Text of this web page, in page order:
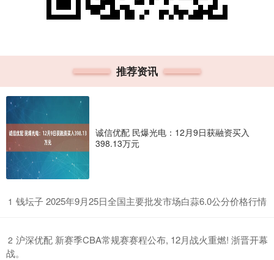
推荐资讯
诚信优配 民爆光电：12月9日获融资买入
398.13万元
1 ​钱坛子 2025年9月25日全国主要批发市场白蒜6.0公分价格行情
2 ​沪深优配 新赛季CBA常规赛赛程公布, 12月战火重燃! 浙晋开幕
战。